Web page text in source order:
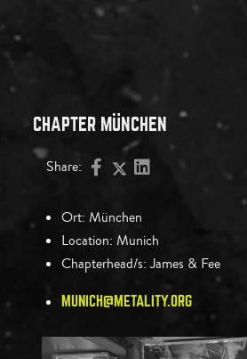
CHAPTER MÜNCHEN
Share:
Ort: München
Location: Munich
Chapterhead/s:James & Fee
MUNICH@METALITY.ORG